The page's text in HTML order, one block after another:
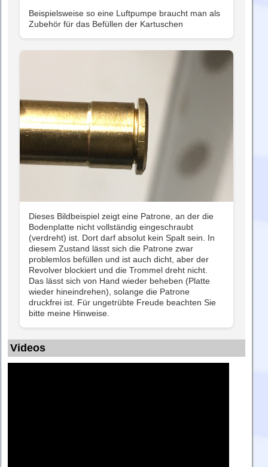
Beispielsweise so eine Luftpumpe braucht man als
Zubehör für das Befüllen der Kartuschen
Dieses Bildbeispiel zeigt eine Patrone, an der die
Bodenplatte nicht vollständig eingeschraubt
(verdreht) ist. Dort darf absolut kein Spalt sein. In
diesem Zustand lässt sich die Patrone zwar
problemlos befüllen und ist auch dicht, aber der
Revolver blockiert und die Trommel dreht nicht.
Das lässt sich von Hand wieder beheben (Platte
wieder hineindrehen), solange die Patrone
druckfrei ist. Für ungetrübte Freude beachten Sie
bitte meine Hinweise.
Videos